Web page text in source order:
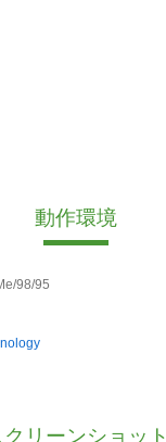
動作環境
98/95
クリーンショット